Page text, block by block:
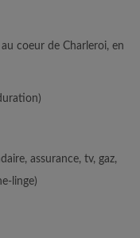
coeur de Charleroi, en
assurance, tv, gaz,
linge)